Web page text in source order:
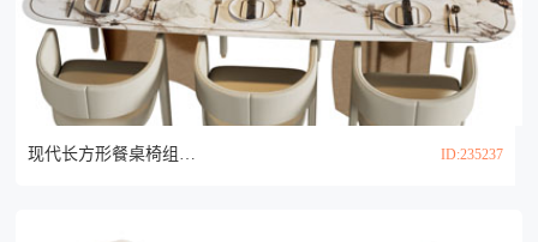
现代长方形餐桌椅组合3d模型 ID:235237